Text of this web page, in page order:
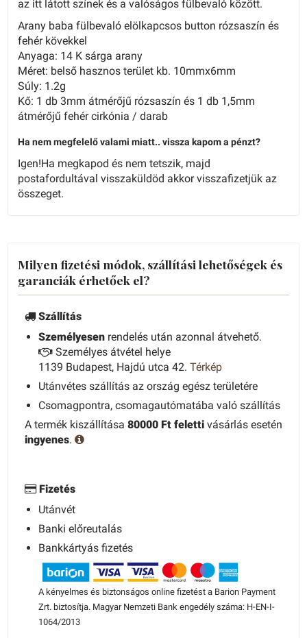
az itt látott színek és a valóságos fülbevaló között.
Arany baba fülbevaló elölkapcsos button rózsaszín és
fehér kövekkel
Anyaga: 14 K sárga arany
Méret: belső hasznos terület kb. 10mmx6mm
Súly: 1.2g
Kő: 1 db 3mm átmérőjű rózsaszín és 1 db 1,5mm
átmérőjű fehér cirkónia / darab
Ha nem megfelelő valami miatt.. vissza kapom a pénzt?
Igen!Ha megkapod és nem tetszik, majd
postafordultával visszaküldöd akkor visszafizetjük az
összeget.
Milyen fizetési módok, szállítási lehetőségek és
garanciák érhetőek el?
Szállítás
Személyesen rendelés után azonnal átvehető.
Személyes átvétel helye
1139 Budapest, Hajdú utca 42. Térkép
Utánvétes szállítás az ország egész területére
Csomagpontra, csomagautómatába való szállítás
A termék kiszállítása 80000 Ft feletti vásárlás esetén
ingyenes.
Fizetés
Utánvét
Banki előreutalás
Bankkártyás fizetés
A kényelmes és biztonságos online fizetést a Barion Payment
Zrt. biztosítja. Magyar Nemzeti Bank engedély száma: H-EN-I-
1064/2013